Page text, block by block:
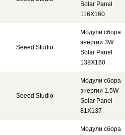
Solar Panel
116X160
Seeed Studio
Модули сбора
энергии 3W
Solar Panel
138X160
Seeed Studio
Модули сбора
энергии 1.5W
Solar Panel
81X137
Модули сбора